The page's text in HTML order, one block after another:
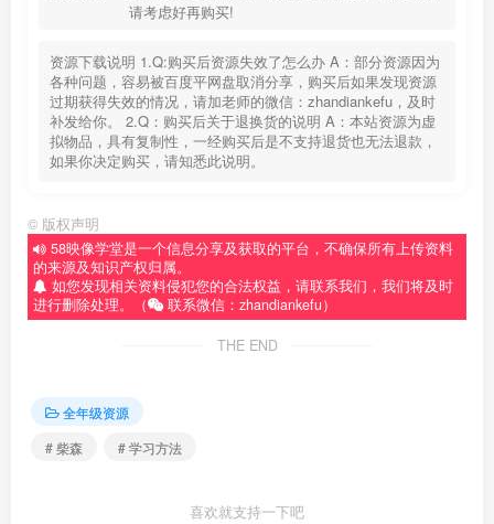
请考虑好再购买!
资源下载说明 1.Q:购买后资源失效了怎么办 A：部分资源因为
各种问题，容易被百度平网盘取消分享，购买后如果发现资源
过期获得失效的情况，请加老师的微信：zhandiankefu，及时
补发给你。 2.Q：购买后关于退换货的说明 A：本站资源为虚
拟物品，具有复制性，一经购买后是不支持退货也无法退款，
如果你决定购买，请知悉此说明。
© 版权声明
58映像学堂是一个信息分享及获取的平台，不确保所有上传资料
的来源及知识产权归属。
如您发现相关资料侵犯您的合法权益，请联系我们，我们将及时
进行删除处理。（
联系微信：zhandiankefu）
THE END
全年级资源
# 柴森
# 学习方法
喜欢就支持一下吧